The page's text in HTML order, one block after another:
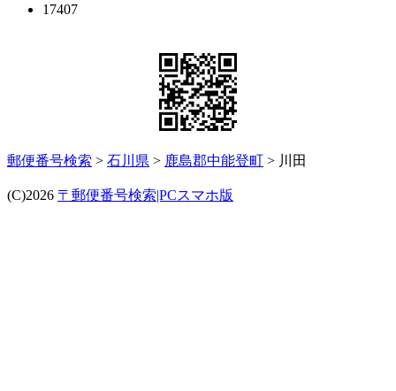
17407
郵便番号検索 > 石川県 > 鹿島郡中能登町 > 川田
(C)2026 〒郵便番号検索|PCスマホ版